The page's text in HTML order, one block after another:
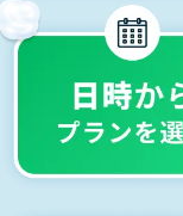
布団ク
頼んだき
布団が
が面倒